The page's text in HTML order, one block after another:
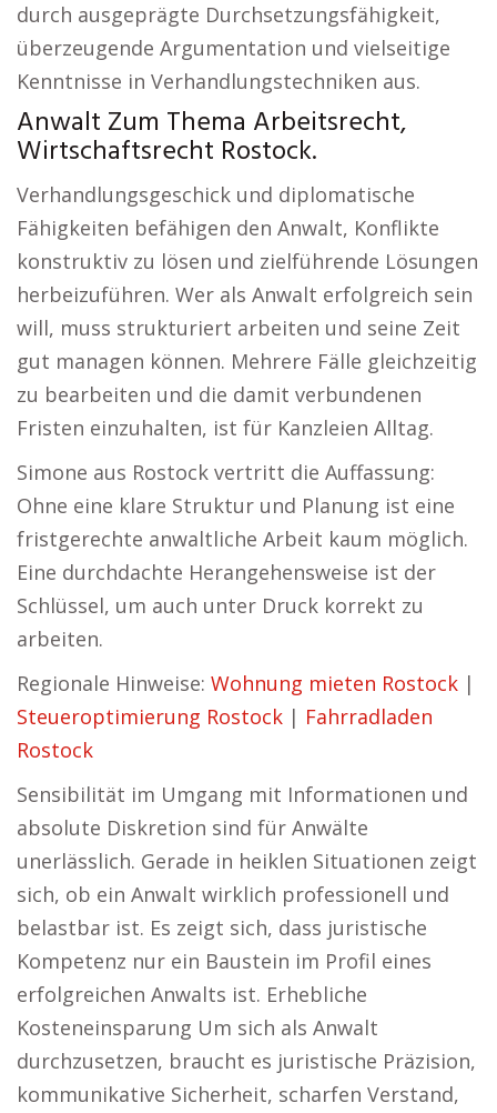
durch ausgeprägte Durchsetzungsfähigkeit,
überzeugende Argumentation und vielseitige
Kenntnisse in Verhandlungstechniken aus.
Anwalt Zum Thema Arbeitsrecht,
Wirtschaftsrecht Rostock.
Verhandlungsgeschick und diplomatische
Fähigkeiten befähigen den Anwalt, Konflikte
konstruktiv zu lösen und zielführende Lösungen
herbeizuführen. Wer als Anwalt erfolgreich sein
will, muss strukturiert arbeiten und seine Zeit
gut managen können. Mehrere Fälle gleichzeitig
zu bearbeiten und die damit verbundenen
Fristen einzuhalten, ist für Kanzleien Alltag.
Simone aus Rostock vertritt die Auffassung:
Ohne eine klare Struktur und Planung ist eine
fristgerechte anwaltliche Arbeit kaum möglich.
Eine durchdachte Herangehensweise ist der
Schlüssel, um auch unter Druck korrekt zu
arbeiten.
Regionale Hinweise: Wohnung mieten Rostock |
Steueroptimierung Rostock | Fahrradladen
Rostock
Sensibilität im Umgang mit Informationen und
absolute Diskretion sind für Anwälte
unerlässlich. Gerade in heiklen Situationen zeigt
sich, ob ein Anwalt wirklich professionell und
belastbar ist. Es zeigt sich, dass juristische
Kompetenz nur ein Baustein im Profil eines
erfolgreichen Anwalts ist. Erhebliche
Kosteneinsparung Um sich als Anwalt
durchzusetzen, braucht es juristische Präzision,
kommunikative Sicherheit, scharfen Verstand,